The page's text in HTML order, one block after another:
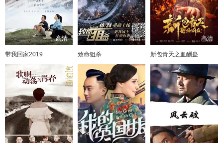
高清
带我回家2019
高清
致命狙杀
高清
新包青天之血酬蛊